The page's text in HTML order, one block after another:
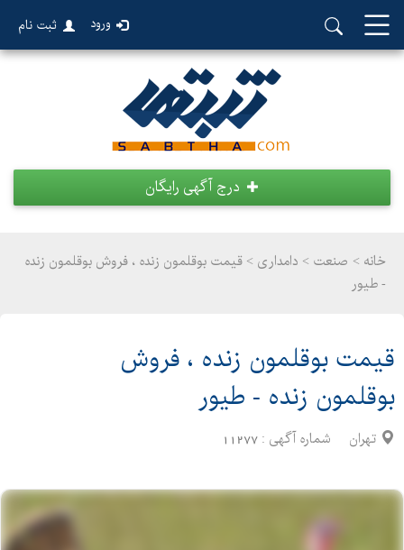
ورود ثبت نام
درج آگهی رایگان
خانه > صنعت > دامداری > قیمت بوقلمون زنده ، فروش بوقلمون زنده
- طیور
قیمت بوقلمون زنده ، فروش
بوقلمون زنده - طیور
تهران شماره آگهی : 11277